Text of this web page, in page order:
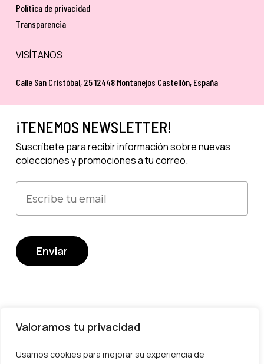
Valoramos tu privacidad
Usamos cookies para mejorar su experiencia de
Política de privacidad
Transparencia
VISÍTANOS
Calle San Cristóbal, 25 12448 Montanejos Castellón, España
¡TENEMOS NEWSLETTER!
Suscríbete para recibir información sobre nuevas
colecciones y promociones a tu correo.